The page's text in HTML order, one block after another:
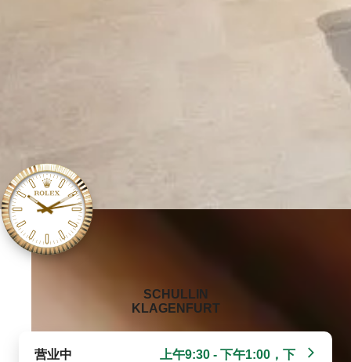
‭SCHULLIN
KLAGENFURT‬
营业中
上午9:30 - 下午1:00，下